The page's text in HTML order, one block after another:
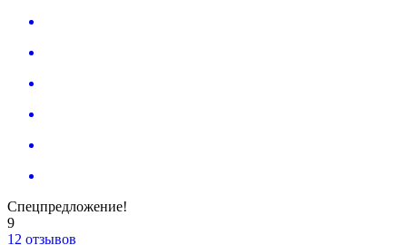
Спецпредложение!
9
12 отзывов